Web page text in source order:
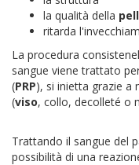
la qualità della
ritarda
La procedura
sangue viene trattato
(PRP), si inietta grazie a
(viso, collo, decolleté o
Trattando il sangue del
possibilità di una